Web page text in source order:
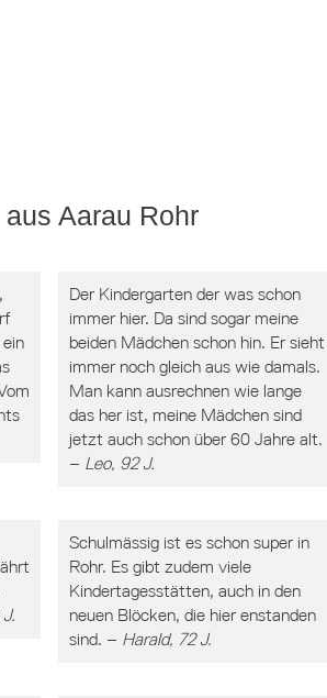
Aarau Rohr
Der Kindergarten der was schon
immer hier. Da sind sogar meine
beiden Mädchen schon hin. Er sieht
immer noch gleich aus wie damals.
Man kann ausrechnen wie lange
das her ist, meine Mädchen sind
jetzt auch schon über 60 Jahre alt.
– Leo, 92 J.
Schulmässig ist es schon super in
Rohr. Es gibt zudem viele
Kindertagesstätten, auch in den
neuen Blöcken, die hier enstanden
sind. – Harald, 72 J.